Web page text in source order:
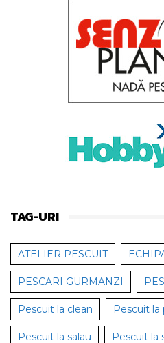
TAG-URI
ATELIER PESCUIT
PESCARI GURMANZI
Pescuit la clean Pescuit la
Pescuit la salau Pescuit la